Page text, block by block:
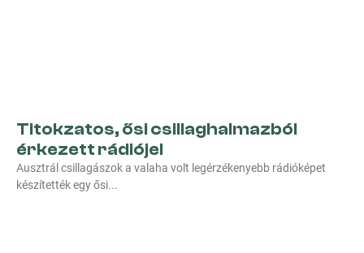
Titokzatos, ősi csillaghalmazból
érkezett rádiójel
Ausztrál csillagászok a valaha volt legérzékenyebb rádióképet
készítették egy ősi